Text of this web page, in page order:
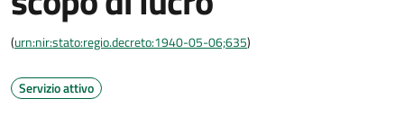
(urn:nir:stato:regio.decreto:1940-05-06;635)
Servizio attivo